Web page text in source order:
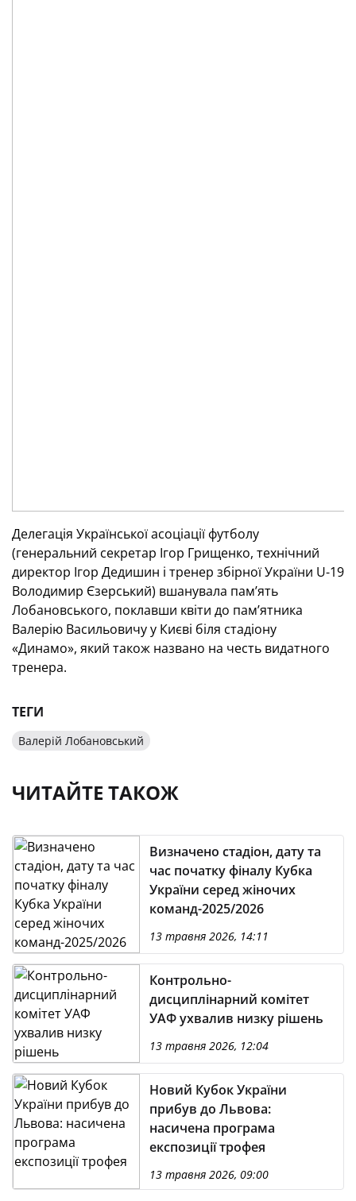
Делегація Української асоціації футболу
(генеральний секретар Ігор Грищенко, технічний
директор Ігор Дедишин і тренер збірної України U-19
Володимир Єзерський) вшанувала пам’ять
Лобановського, поклавши квіти до пам’ятника
Валерію Васильовичу у Києві біля стадіону
«Динамо», який також названо на честь видатного
тренера.
ТЕГИ
Валерій Лобановський
ЧИТАЙТЕ ТАКОЖ
Визначено стадіон, дату та
час початку фіналу Кубка
України серед жіночих
команд-2025/2026
13 травня 2026, 14:11
Контрольно-
дисциплінарний комітет
УАФ ухвалив низку рішень
13 травня 2026, 12:04
Новий Кубок України
прибув до Львова:
насичена програма
експозиції трофея
13 травня 2026, 09:00